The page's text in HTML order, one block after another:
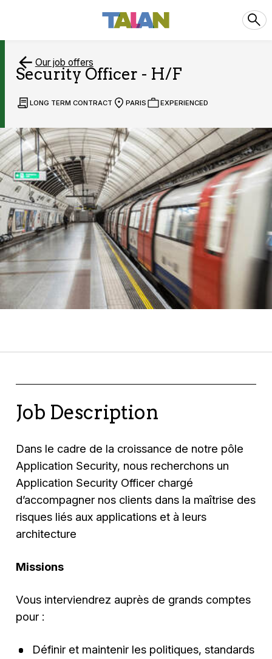
Our job offers
Security Officer - H/F
LONG TERM CONTRACT PARIS EXPERIENCED
Job Description
Dans le cadre de la croissance de notre pôle
Application Security, nous recherchons un
Application Security Officer chargé
d’accompagner nos clients dans la maîtrise des
risques liés aux applications et à leurs
architecture
Missions
Vous interviendrez auprès de grands comptes
pour :
Définir et maintenir les politiques, standards